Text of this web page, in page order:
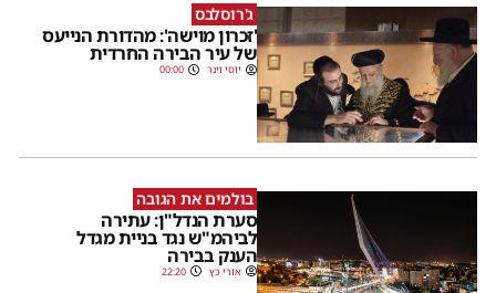
ג'רוסלבס
'זכרון מוישה': מהדורת הנייעס
של עיר הבירה החרדית
יוסי וינר 00:00
בולמים את הגובה
סערת הנדל"ן: עתירה
לביהמ"ש נגד בניית מגדל
הענק בבירה
אורי כץ 22:20